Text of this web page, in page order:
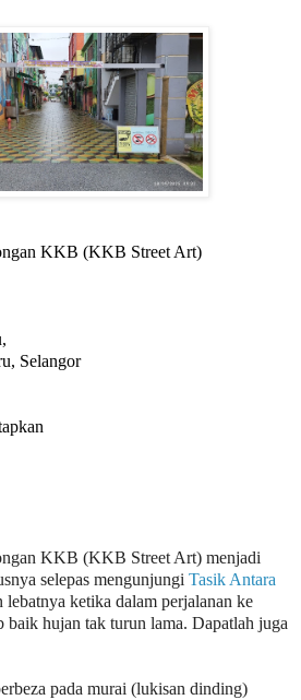
KKB (KKB Street Art)
Selangor
KKB (KKB Street Art) menjadi
selepas mengunjungi Tasik Antara
lebatnya ketika dalam perjalanan ke
hujan tak turun lama. Dapatlah juga
pada murai (lukisan dinding)